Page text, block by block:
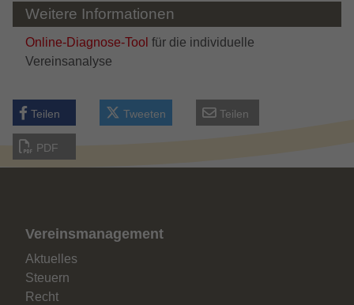
Weitere Informationen
Online-Diagnose-Tool für die individuelle
Vereinsanalyse
Teilen Tweeten Teilen
PDF
Vereinsmanagement
Aktuelles
Steuern
Recht